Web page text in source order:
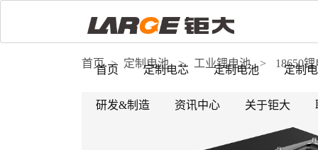
首页 定制电芯 定制电池 定制
研发&制造 资讯中心 关于钜大
首页 > 定制电池 > 工业锂电池 > 18650